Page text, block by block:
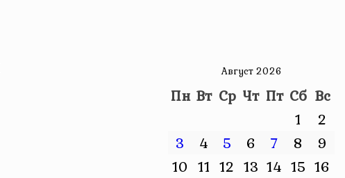
Август 2026
Пн Вт Ср Чт Пт Сб Вс
1
2
3
4 5 6 7 8
9
10 11 12 13 14 15 16